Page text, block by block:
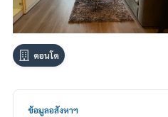
คอนโด
ข้อมูลอสังหาฯ